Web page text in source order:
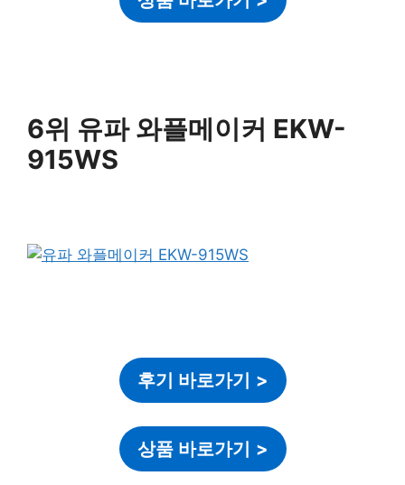
6위 유파 와플메이커 EKW-
915WS
후기 바로가기 >
상품 바로가기 >